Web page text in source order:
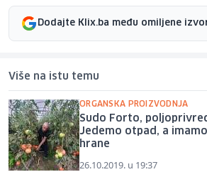
Dodajte Klix.ba među omiljene
Više na istu temu
ORGANSKA PROIZVODNJA
Sudo Forto,
Jedemo otpad, a
hrane
26.10.2019. u 19:37